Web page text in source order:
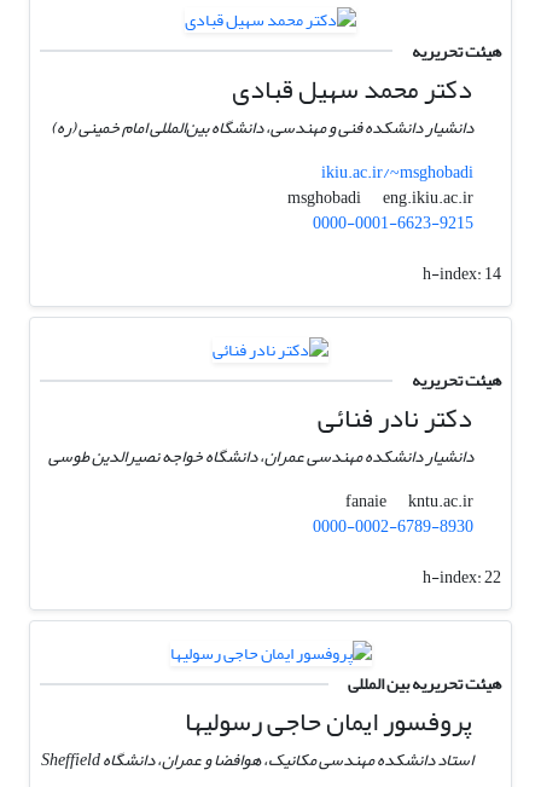
هیئت تحریریه
دکتر محمد سهیل قبادی
دانشیار دانشکده فنی و مهندسی، دانشگاه بین‌المللی امام خمینی (ره)
ikiu.ac.ir/~msghobadi
msghobadi
eng.ikiu.ac.ir
0000-0001-6623-9215
h-index:14
هیئت تحریریه
دکتر نادر فنائی
دانشیار دانشکده مهندسی عمران، دانشگاه خواجه نصیرالدین طوسی
fanaie
kntu.ac.ir
0000-0002-6789-8930
h-index:22
هیئت تحریریه بین المللی
پروفسور ایمان حاجی رسولیها
استاد دانشکده مهندسی مکانیک، هوافضا و عمران، دانشگاه Sheffield